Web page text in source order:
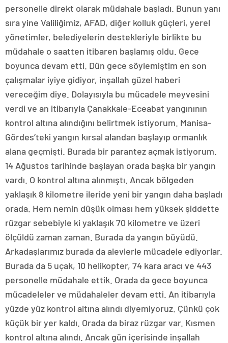
personelle direkt olarak müdahale başladı. Bunun yanı
sıra yine Valiliğimiz, AFAD, diğer kolluk güçleri, yerel
yönetimler, belediyelerin destekleriyle birlikte bu
müdahale o saatten itibaren başlamış oldu. Gece
boyunca devam etti. Dün gece söylemiştim en son
çalışmalar iyiye gidiyor, inşallah güzel haberi
vereceğim diye. Dolayısıyla bu mücadele meyvesini
verdi ve an itibarıyla Çanakkale-Eceabat yangınının
kontrol altına alındığını belirtmek istiyorum. Manisa-
Gördes’teki yangın kırsal alandan başlayıp ormanlık
alana geçmişti. Burada bir parantez açmak istiyorum.
14 Ağustos tarihinde başlayan orada başka bir yangın
vardı. O kontrol altına alınmıştı. Ancak bölgeden
yaklaşık 8 kilometre ileride yeni bir yangın daha başladı
orada. Hem nemin düşük olması hem yüksek şiddette
rüzgar sebebiyle ki yaklaşık 70 kilometre ve üzeri
ölçüldü zaman zaman. Burada da yangın büyüdü.
Arkadaşlarımız burada da alevlerle mücadele ediyorlar.
Burada da 5 uçak, 10 helikopter, 74 kara aracı ve 443
personelle müdahale ettik. Orada da gece boyunca
mücadeleler ve müdahaleler devam etti. An itibarıyla
yüzde yüz kontrol altına alındı diyemiyoruz. Çünkü çok
küçük bir yer kaldı. Orada da biraz rüzgar var. Kısmen
kontrol altına alındı. Ancak gün içerisinde inşallah